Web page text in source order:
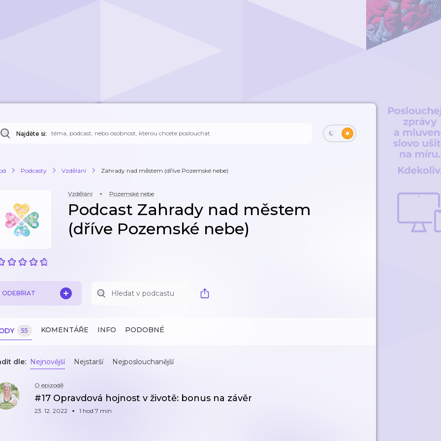
Najděte si:
Podcasty Vzdělání Zahrady nad městem (dříve Pozemské nebe)
Vzdělání Pozemské nebe
Podcast Zahrady nad městem
(dříve Pozemské nebe)
ODEBÍRAT
55 KOMENTÁŘE INFO PODOBNÉ
dle: Nejnovější Nejstarší Nejposlouchanější
O epizodě
#17 Opravdová hojnost v životě: bonus na závěr
23. 12. 2022 1 hod 7 min